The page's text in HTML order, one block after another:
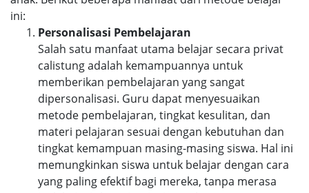
ini:
Personalisasi Pembelajaran
Salah satu manfaat utama belajar secara privat
calistung adalah kemampuannya untuk
memberikan pembelajaran yang sangat
dipersonalisasi. Guru dapat menyesuaikan
metode pembelajaran, tingkat kesulitan, dan
materi pelajaran sesuai dengan kebutuhan dan
tingkat kemampuan masing-masing siswa. Hal ini
memungkinkan siswa untuk belajar dengan cara
yang paling efektif bagi mereka, tanpa merasa